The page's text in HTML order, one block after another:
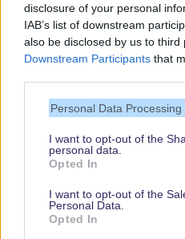
disclosure of your personal
IAB’s list of downstream
also be disclosed by us to third
Downstream Participants that
Personal Data
I want to opt-out of the
personal data.
Opted In
I want to opt-out of the
Personal Data.
Opted In
01.07.22 | lara
EuerWalt Disney World